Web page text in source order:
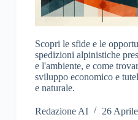
Scopri le sfide e le
spedizioni alpinistiche
e l'ambiente, e come
sviluppo economico e
e naturale.
Redazione AI 26